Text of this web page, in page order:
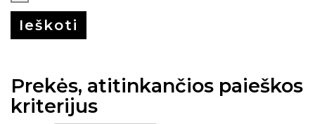
Prekės, atitinkančios paieškos
kriterijus